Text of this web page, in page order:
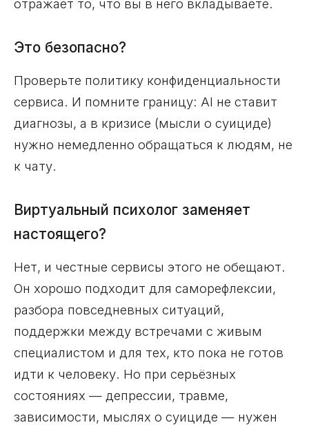
отражает то, что вы в него вкладываете.
Это безопасно?
Проверьте политику конфиденциальности
сервиса. И помните границу: AI не ставит
диагнозы, а в кризисе (мысли о суициде)
нужно немедленно обращаться к людям, не
к чату.
Виртуальный психолог заменяет
настоящего?
Нет, и честные сервисы этого не обещают.
Он хорошо подходит для саморефлексии,
разбора повседневных ситуаций,
поддержки между встречами с живым
специалистом и для тех, кто пока не готов
идти к человеку. Но при серьёзных
состояниях — депрессии, травме,
зависимости, мыслях о суициде — нужен